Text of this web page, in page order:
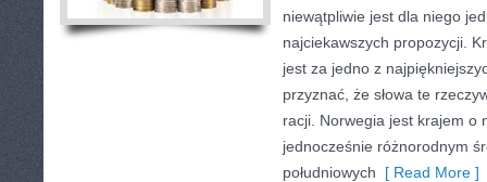
niewątpliwie jest dla niego
najciekawszych propozycji.
jest za jedno z
przyznać, że słowa te
racji. Norwegia jest krajem o
jednocześnie różnorodnym
południowych [ Read More ]